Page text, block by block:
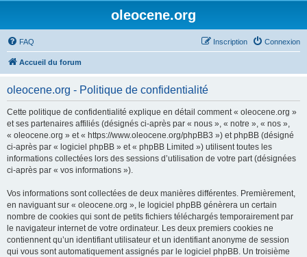
oleocene.org
FAQ Connexion
Inscription
Accueil du forum
oleocene.org - Politique de confidentialité
Cette politique de confidentialité explique en détail comment « oleocene.org »
et ses partenaires affiliés (désignés ci-après par « nous », « notre », « nos »,
« oleocene.org » et « https://www.oleocene.org/phpBB3 ») et phpBB (désigné
ci-après par « logiciel phpBB » et « phpBB Limited ») utilisent toutes les
informations collectées lors des sessions d’utilisation de votre part (désignées
ci-après par « vos informations »).
Vos informations sont collectées de deux manières différentes. Premièrement,
en naviguant sur « oleocene.org », le logiciel phpBB génèrera un certain
nombre de cookies qui sont de petits fichiers téléchargés temporairement par
le navigateur internet de votre ordinateur. Les deux premiers cookies ne
contiennent qu’un identifiant utilisateur et un identifiant anonyme de session
qui vous sont automatiquement assignés par le logiciel phpBB. Un troisième